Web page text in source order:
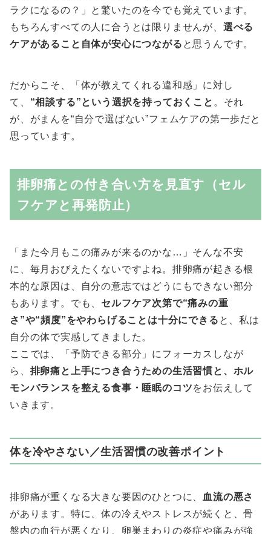
ラクになるの？」と驚いたのを今でも覚えています。
もちろんすべての人に合うとは限りませんが、 選べる
ケアがあること自体が安心につながる と思うんです。
だからこそ、「体が教えてくれる違和感」に対し
て、 “相談する”という選択を持っておくこと 。それ
が、がまんを“自分で選ばない”フェムケアの第一歩だと
思っています。
排卵痛との付き合い方を見直す（セル
フケアと再発防止）
「また今月もこの痛みが来るのかな…」そんな不安
に、毎月おびえたくないですよね。排卵痛が起きる根
本的な原因は、自分の意志ではどうにもできない部分
もあります。でも、 セルフケア次第で“痛みの重
さ”や“頻度”をやわらげることは十分にできる と、私は
自分の体で実感してきました。
ここでは、「予防できる部分」にフォーカスしなが
ら、 排卵痛と上手につき合うための生活習慣と、ホル
モンバランスを整える食事・睡眠のコツをお伝えして
いきます。
体を冷やさない／生活習慣の改善ポイント
排卵痛が重くなる大きな要因のひとつに、
血流の悪さ
があります。特に、体の冷えやストレスが続くと、骨
盤内の血行が悪くなり、卵巣まわりの炎症や痛みが強